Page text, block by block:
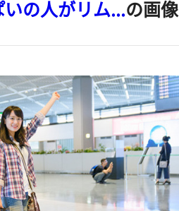
の人がリム...の画像